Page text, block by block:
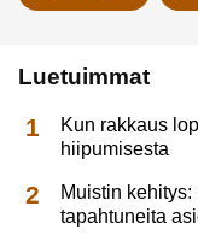
Luetuimmat
Kun rakkaus
hiipumisesta
Muistin
tapahtuneita